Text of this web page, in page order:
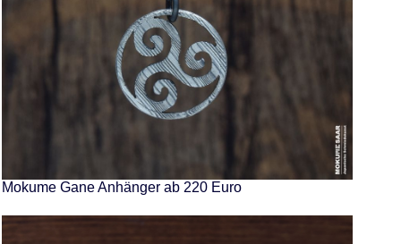
Mokume Gane Anhänger ab 220 Euro